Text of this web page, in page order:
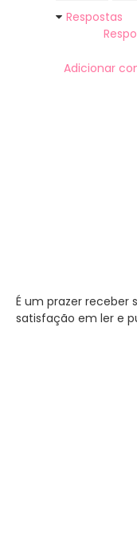
Respostas
Adicionar
É um prazer receber
satisfação em ler e